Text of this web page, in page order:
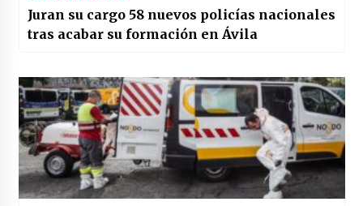
Juran su cargo 58 nuevos policías nacionales
tras acabar su formación en Ávila